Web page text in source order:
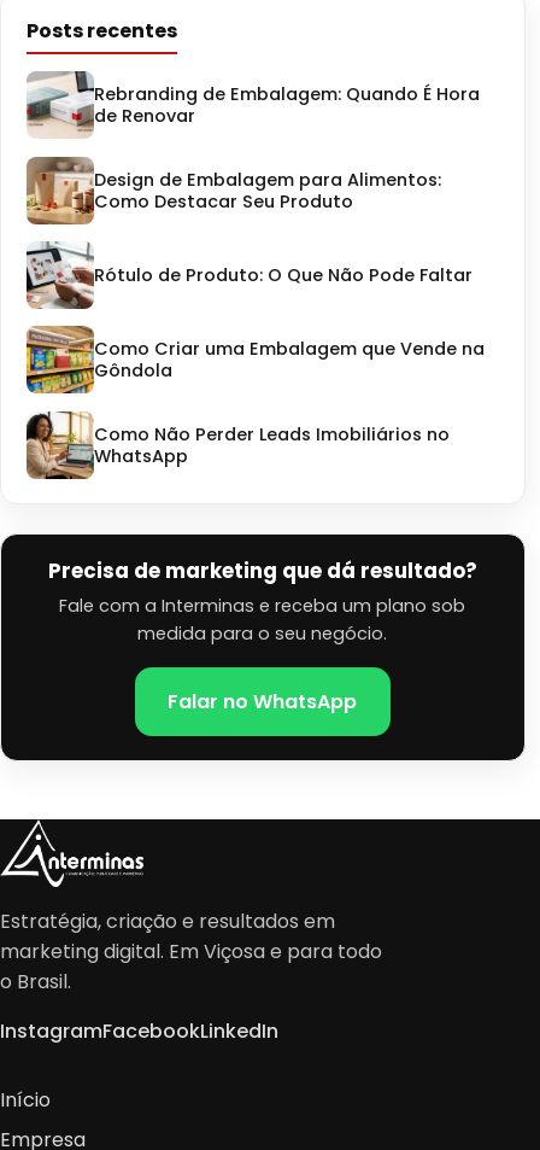
Posts recentes
Rebranding de Embalagem: Quando É Hora
de Renovar
Design de Embalagem para Alimentos:
Como Destacar Seu Produto
Rótulo de Produto: O Que Não Pode Faltar
Como Criar uma Embalagem que Vende na
Gôndola
Como Não Perder Leads Imobiliários no
WhatsApp
Precisa de marketing que dá resultado?
Fale com a Interminas e receba um plano sob
medida para o seu negócio.
Falar no WhatsApp
Estratégia, criação e resultados em
marketing digital. Em Viçosa e para todo
o Brasil.
InstagramFacebookLinkedIn
Início
Empresa